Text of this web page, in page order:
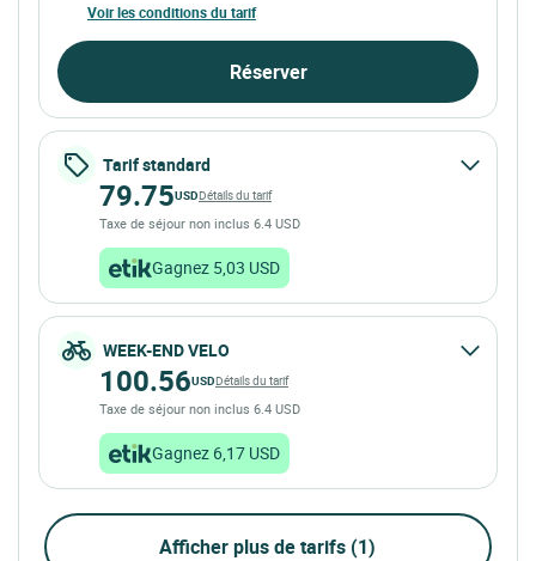
Voir les conditions du tarif
Réserver
Tarif standard
79.75USDDétails du tarif
Taxe de séjour non inclus 6.4 USD
Gagnez 5,03 USD
WEEK-END VELO
100.56USDDétails du tarif
Taxe de séjour non inclus 6.4 USD
Gagnez 6,17 USD
Afficher plus de tarifs (1)